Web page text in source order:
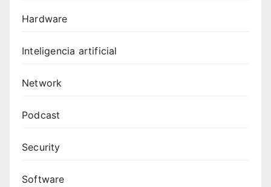
Hardware
Inteligencia artificial
Network
Podcast
Security
Software